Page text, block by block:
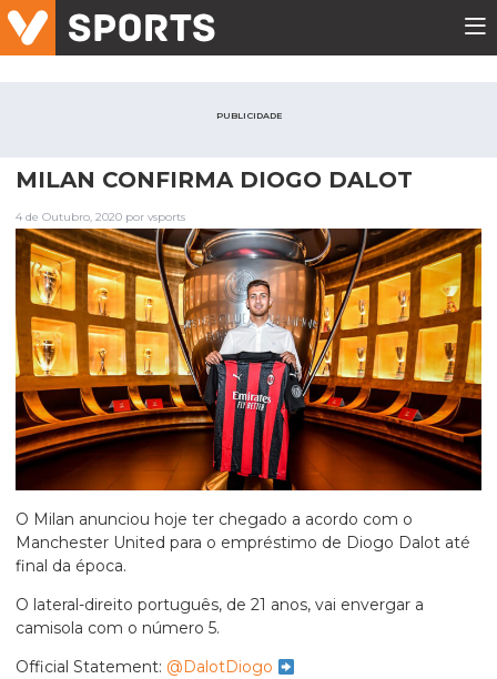
PUBLICIDADE
MILAN CONFIRMA DIOGO DALOT
4 de Outubro, 2020 por vsports
O Milan anunciou hoje ter chegado a acordo com o
Manchester United para o empréstimo de Diogo Dalot até
final da época.
O lateral-direito português, de 21 anos, vai envergar a
camisola com o número 5.
Official Statement: @DalotDiogo